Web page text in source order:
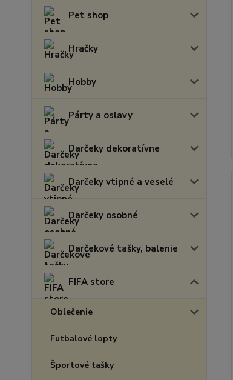
Pet shop
Hračky
Hobby
Párty a oslavy
Darčeky dekoratívne
Darčeky vtipné a veselé
Darčeky osobné
Darčekové tašky, balenie
FIFA store
Oblečenie
Futbalové lopty
Športové tašky